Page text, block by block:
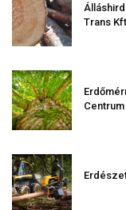
Trans
Centrum